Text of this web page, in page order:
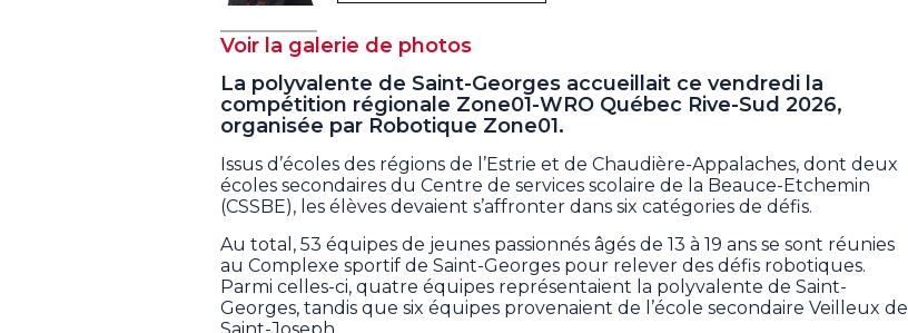
Voir la galerie de photos
La polyvalente de Saint-Georges accueillait ce vendredi la
compétition régionale Zone01-WRO Québec Rive-Sud 2026,
organisée par Robotique Zone01.
Issus d’écoles des régions de l’Estrie et de Chaudière-Appalaches, dont deux
écoles secondaires du Centre de services scolaire de la Beauce-Etchemin
(CSSBE), les élèves devaient s’affronter dans six catégories de défis.
Au total, 53 équipes de jeunes passionnés âgés de 13 à 19 ans se sont réunies
au Complexe sportif de Saint-Georges pour relever des défis robotiques.
Parmi celles-ci, quatre équipes représentaient la polyvalente de Saint-
Georges, tandis que six équipes provenaient de l’école secondaire Veilleux de